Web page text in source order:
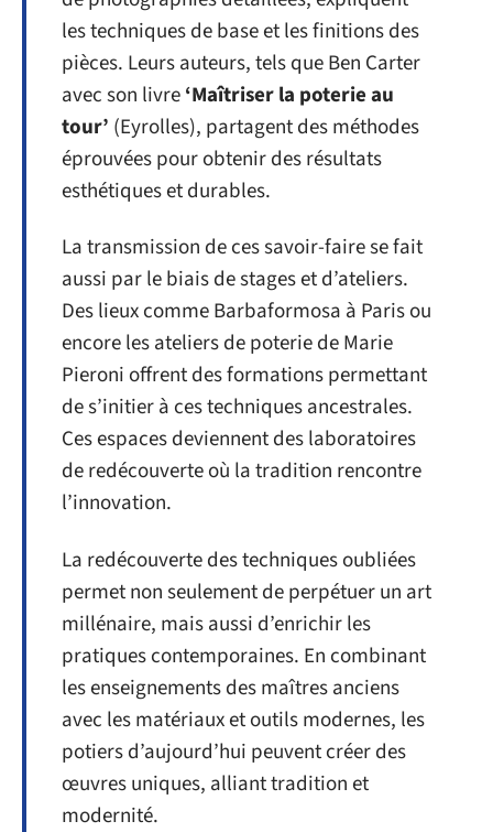
les techniques de base et les finitions des
pièces. Leurs auteurs, tels que Ben Carter
avec son livre‘Maîtriser la poterie au
tour’ (Eyrolles), partagent des méthodes
éprouvées pour obtenir des résultats
esthétiques et durables.
La transmission de ces savoir-faire se fait
aussi par le biais de stages et d’ateliers.
Des lieux comme Barbaformosa à Paris ou
encore les ateliers de poterie de Marie
Pieroni offrent des formations permettant
de s’initier à ces techniques ancestrales.
Ces espaces deviennent des laboratoires
de redécouverte où la tradition rencontre
l’innovation.
La redécouverte des techniques oubliées
permet non seulement de perpétuer un art
millénaire, mais aussi d’enrichir les
pratiques contemporaines. En combinant
les enseignements des maîtres anciens
avec les matériaux et outils modernes, les
potiers d’aujourd’hui peuvent créer des
œuvres uniques, alliant tradition et
modernité.